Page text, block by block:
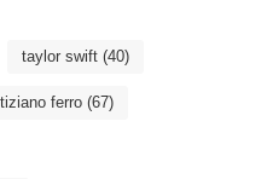
taylor swift (40)
tiziano ferro (67)